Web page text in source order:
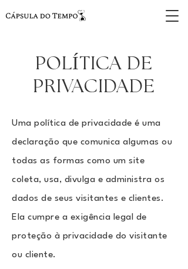
POLÍTICA DE
PRIVACIDADE
Uma política de privacidade é uma
declaração que comunica algumas ou
todas as formas como um site
coleta, usa, divulga e administra os
dados de seus visitantes e clientes.
Ela cumpre a exigência legal de
proteção à privacidade do visitante
ou cliente.